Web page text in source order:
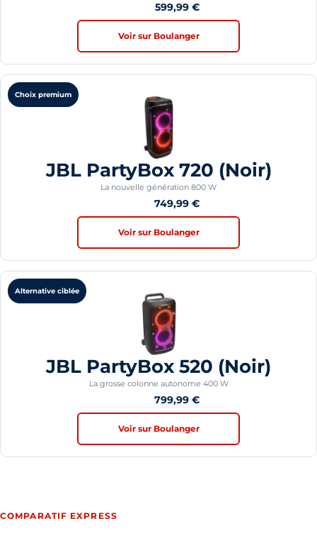
599,99 €
Voir sur Boulanger
Choix premium
JBL PartyBox 720 (Noir)
La nouvelle génération 800 W
749,99 €
Voir sur Boulanger
Alternative ciblée
JBL PartyBox 520 (Noir)
La grosse colonne autonome 400 W
799,99 €
Voir sur Boulanger
COMPARATIF EXPRESS